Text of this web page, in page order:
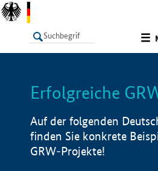
LISTE
Erfolgreiche
Auf der folgenden
finden Sie konkrete
GRW-Projekte!